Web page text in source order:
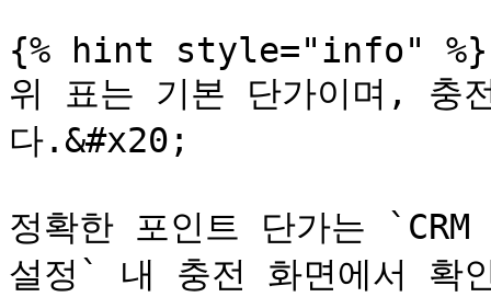
{% hint style="info" %}
위 표는 기본 단가이며, 충
다.&#x20;
정확한 포인트 단가는
설정` 내 충전 화면에서 확